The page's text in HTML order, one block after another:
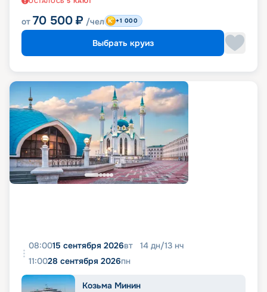
от 70 500 ₽ /чел +1 000
Выбрать круиз
08:0015 сентября 2026вт 14 дн/13 нч
11:0028 сентября 2026пн
Козьма Минин